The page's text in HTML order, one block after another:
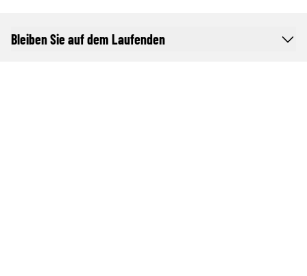
Bleiben Sie auf dem Laufenden